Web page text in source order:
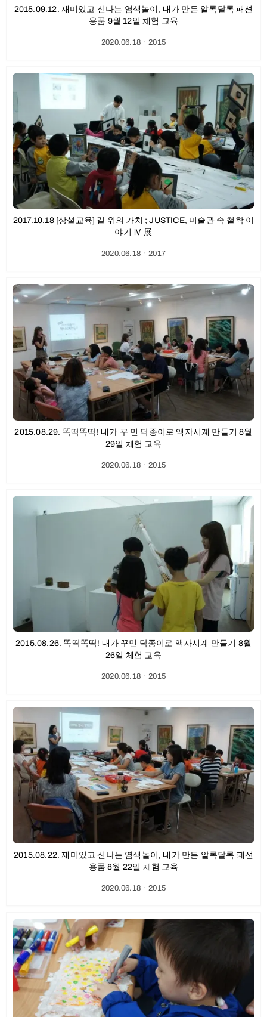
2015.09.12. 재미있고 신나는 염색놀이, 내가 만든 알록달록 패션
용품 9월 12일 체험 교육
2020.06.18ㆍ2015
2017.10.18 [상설교육] 길 위의 가치 ; JUSTICE, 미술관 속 철학 이
야기 Ⅳ 展
2020.06.18ㆍ2017
2015.08.29. 똑딱똑딱! 내가 꾸 민 닥종이로 액자시계 만들기 8월
29일 체험 교육
2020.06.18ㆍ2015
2015.08.26. 똑딱똑딱! 내가 꾸민 닥종이로 액자시계 만들기 8월
26일 체험 교육
2020.06.18ㆍ2015
2015.08.22. 재미있고 신나는 염색놀이, 내가 만든 알록달록 패션
용품 8월 22일 체험 교육
2020.06.18ㆍ2015